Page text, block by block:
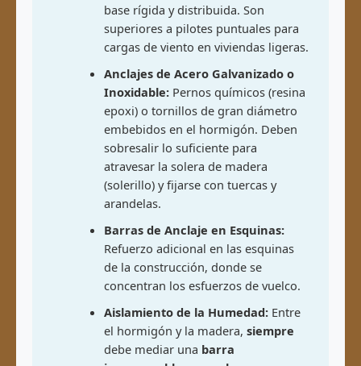
base rígida y distribuida. Son
superiores a pilotes puntuales para
cargas de viento en viviendas ligeras.
Anclajes de Acero Galvanizado o
Inoxidable:Pernos químicos (resina
epoxi) o tornillos de gran diámetro
embebidos en el hormigón. Deben
sobresalir lo suficiente para
atravesar la solera de madera
(solerillo) y fijarse con tuercas y
arandelas.
Barras de Anclaje en Esquinas:
Refuerzo adicional en las esquinas
de la construcción, donde se
concentran los esfuerzos de vuelco.
Aislamiento de la Humedad:Entre
el hormigón y la madera, siempre
debe mediar una barra